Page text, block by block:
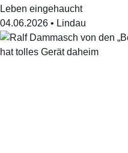
Leben eingehaucht
04.06.2026 • Lindau